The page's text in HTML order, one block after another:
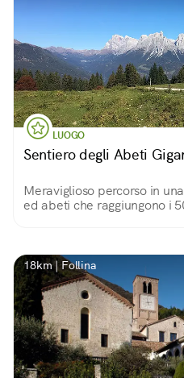
LUOGO
Sentiero degli Abeti
Meraviglioso percorso in
ed abeti che raggiungono i
18km | Follina